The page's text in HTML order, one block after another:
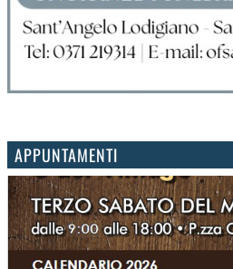
APPUNTAMENTI